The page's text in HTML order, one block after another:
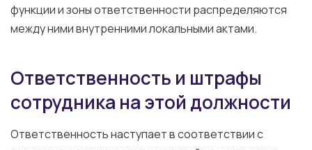
функции и зоны ответственности распределяются
между ними внутренними локальными актами.
Ответственность и штрафы
сотрудника на этой должности
Ответственность наступает в соответствии с